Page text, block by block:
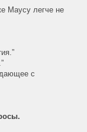
Маусу легче не
с